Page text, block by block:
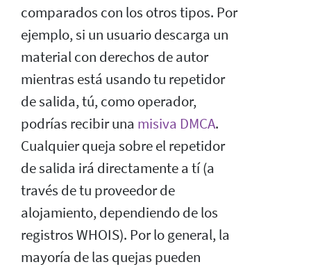
comparados con los otros tipos. Por
ejemplo, si un usuario descarga un
material con derechos de autor
mientras está usando tu repetidor
de salida, tú, como operador,
podrías recibir una misiva DMCA.
Cualquier queja sobre el repetidor
de salida irá directamente a tí (a
través de tu proveedor de
alojamiento, dependiendo de los
registros WHOIS). Por lo general, la
mayoría de las quejas pueden